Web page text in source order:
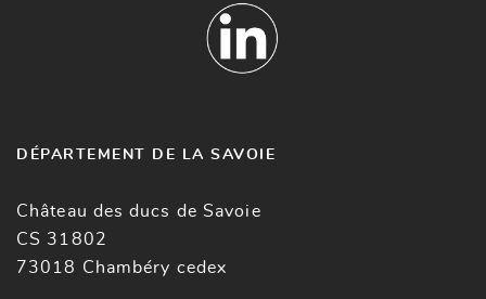
DÉPARTEMENT DE LA SAVOIE
Château des ducs de Savoie
CS 31802
73018 Chambéry cedex